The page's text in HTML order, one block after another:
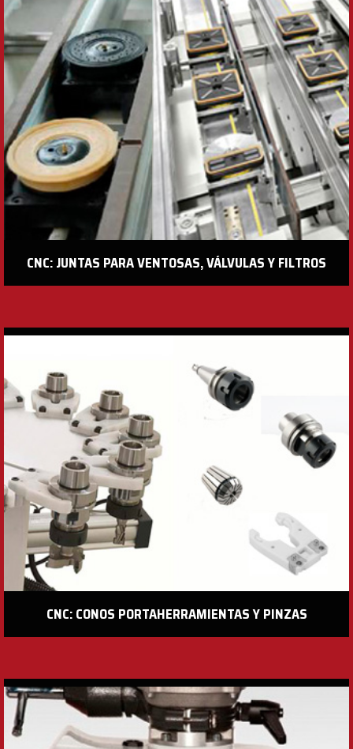
CNC: JUNTAS PARA VENTOSAS, VÁLVULAS Y FILTROS
CNC: CONOS PORTAHERRAMIENTAS Y PINZAS